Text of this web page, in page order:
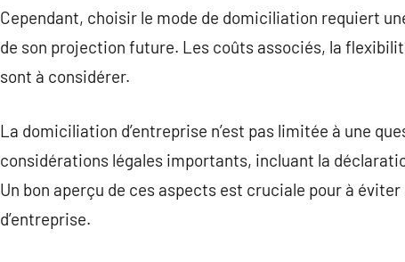
Cependant, choisir le mode de domiciliation requiert
de son projection future. Les coûts associés, la
sont à considérer.
La domiciliation d’entreprise n’est pas limitée à une
considérations légales importants, incluant la
Un bon aperçu de ces aspects est cruciale pour à
d’entreprise.